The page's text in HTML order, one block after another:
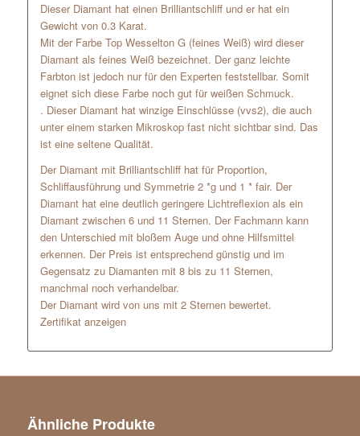
Dieser Diamant hat einen Brilliantschliff und er hat ein
Gewicht von 0.3 Karat.
Mit der Farbe Top Wesselton G (feines Weiß) wird dieser
Diamant als feines Weiß bezeichnet. Der ganz leichte
Farbton ist jedoch nur für den Experten feststellbar. Somit
eignet sich diese Farbe noch gut für weißen Schmuck.
. Dieser Diamant hat winzige Einschlüsse (vvs2), die auch
unter einem starken Mikroskop fast nicht sichtbar sind. Das
ist eine seltene Qualität.
Der Diamant mit Brilliantschliff hat für Proportion,
Schliffausführung und Symmetrie 2 *g und 1 * fair. Der
Diamant hat eine deutlich geringere Lichtreflexion als ein
Diamant zwischen 6 und 11 Sternen. Der Fachmann kann
den Unterschied mit bloßem Auge und ohne Hilfsmittel
erkennen. Der Preis ist entsprechend günstig und im
Gegensatz zu Diamanten mit 8 bis zu 11 Sternen,
manchmal noch verhandelbar.
Der Diamant wird von uns mit 2 Sternen bewertet.
Zertifikat anzeigen
Ähnliche Produkte